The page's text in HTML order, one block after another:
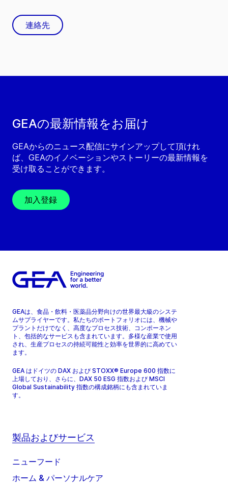
GEAの最新情報をお届け
GEAからのニュース配信にサインアップして頂けれ
ば、GEAのイノベーションやストーリーの最新情報を
受け取ることができます。
加入登録
連絡先
GEAは、食品・飲料・医薬品分野向けの世界最大級のシステ
ムサプライヤーです。私たちのポートフォリオには、機械や
プラントだけでなく、高度なプロセス技術、コンポーネン
ト、包括的なサービスも含まれています。多様な産業で使用
され、生産プロセスの持続可能性と効率を世界的に高めてい
ます。
GEA はドイツの DAX および STOXX® Europe 600 指数に
上場しており、さらに、DAX 50 ESG 指数および MSCI
Global Sustainability 指数の構成銘柄にも含まれていま
す。
製品およびサービス
ニューフード
ホーム & パーソナルケア